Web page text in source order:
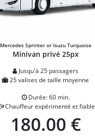
Mercedes Sprinter or Isuzu Turquoise
Minivan privé 25px
Jusqu'à 25 passagers
25 valises de taille moyenne
Durée: 60 min.
Chauffeur expérimenté et fiable
180.00 €